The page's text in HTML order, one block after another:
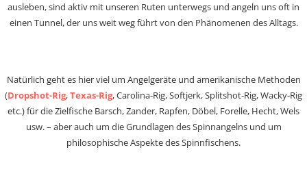
ausleben, sind aktiv mit unseren Ruten unterwegs und angeln uns oft in
einen Tunnel, der uns weit weg führt von den Phänomenen des Alltags.
Natürlich geht es hier viel um Angelgeräte und amerikanische Methoden
(Dropshot-Rig,Texas-Rig, Carolina-Rig, Softjerk, Splitshot-Rig, Wacky-Rig
etc.) für die Zielfische Barsch, Zander, Rapfen, Döbel, Forelle, Hecht, Wels
usw. – aber auch um die Grundlagen des Spinnangelns und um
philosophische Aspekte des Spinnfischens.